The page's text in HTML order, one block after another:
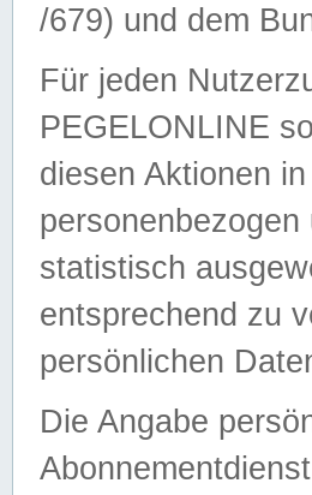
/679) und dem
Für jeden
PEGELONLINE
diesen Aktionen
statistisch
entsprechend zu
persönlichen
Die Angabe